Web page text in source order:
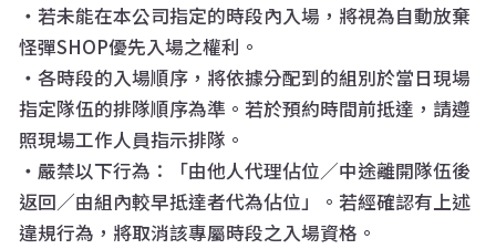
・若未能在本公司指定的時段內入場，將視為自動放棄
怪彈SHOP優先入場之權利。
・各時段的入場順序，將依據分配到的組別於當日現場
指定隊伍的排隊順序為準。若於預約時間前抵達，請遵
照現場工作人員指示排隊。
・嚴禁以下行為：「由他人代理佔位／中途離開隊伍後
返回／由組內較早抵達者代為佔位」。若經確認有上述
違規行為，將取消該專屬時段之入場資格。